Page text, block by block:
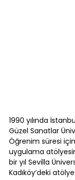
1990 yılında
Güzel Sanatlar
Öğrenim süresi
uygulama
bir yıl Sevilla
Kadıköy’deki